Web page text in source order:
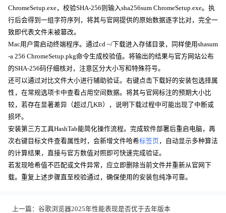
ChromeSetup.exe，校验SHA-256则输入sha256sum ChromeSetup.exe。执
行后会得到一组字符序列，将其与官网提供的原始数据逐字比对，完全一
致即代表文件未被篡改。
Mac用户需启动终端程序。通过cd ~/下载进入存储目录，同样使用shasum
-a 256 ChromeSetup.pkg命令生成校验值。将输出的结果与官方网站公布
的SHA-256码仔细核对，注意区分大小写和特殊符号。
还可以通过对比文件大小进行辅助验证。右键点击下载好的安装包选择属
性，在常规选项卡中查看占用空间数据。将其与官网标注的预期大小比
较，若存在显著差异（超过几KB），说明下载过程中可能出现了中断或
损坏。
安装第三方工具HashTab能简化操作流程。完成软件部署后重启电脑，再
次右键目标文件查看属性时，会新增文件哈希标签页 ，自动显示多种算法
的计算结果，直接与官方数值对照即可快速完成验证。
若发现哈希值不匹配或文件异常，应立即删除当前文件并重新从官网下
载。重复上述步骤直至校验通过，确保使用的安装包纯净可靠。
上一篇： 谷歌浏览器2025年性能表现是否优于去年版本